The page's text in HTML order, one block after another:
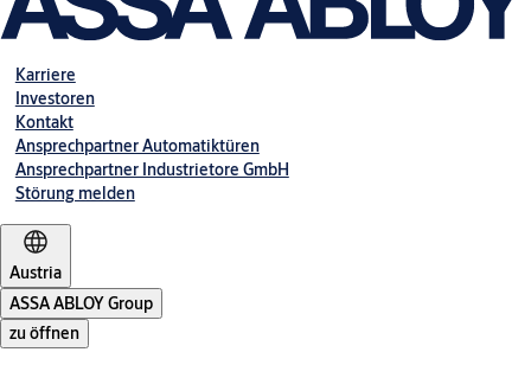
Karriere
Investoren
Kontakt
Ansprechpartner Automatiktüren
Ansprechpartner Industrietore GmbH
Störung melden
Austria
ASSA ABLOY Group
zu öffnen